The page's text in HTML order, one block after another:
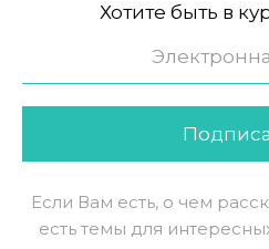
Хотите быть в
Если Вам есть, о чем
есть темы для